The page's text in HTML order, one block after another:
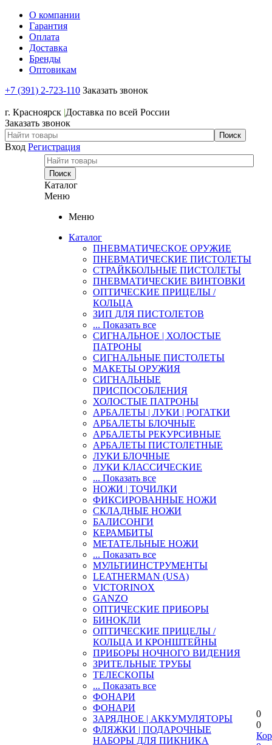
О компании
Гарантия
Оплата
Доставка
Бренды
Оптовикам
+7 (391) 2-723-110 Заказать звонок
г. Красноярск |Доставка по всей России
Заказать звонок
Вход Регистрация
Каталог
Меню
Меню
Каталог
ПНЕВМАТИЧЕСКОЕ ОРУЖИЕ
ПНЕВМАТИЧЕСКИЕ ПИСТОЛЕТЫ
СТРАЙКБОЛЬНЫЕ ПИСТОЛЕТЫ
ПНЕВМАТИЧЕСКИЕ ВИНТОВКИ
ОПТИЧЕСКИЕ ПРИЦЕЛЫ /
КОЛЬЦА
ЗИП ДЛЯ ПИСТОЛЕТОВ
... Показать все
СИГНАЛЬНОЕ | ХОЛОСТЫЕ
ПАТРОНЫ
СИГНАЛЬНЫЕ ПИСТОЛЕТЫ
МАКЕТЫ ОРУЖИЯ
СИГНАЛЬНЫЕ
ПРИСПОСОБЛЕНИЯ
ХОЛОСТЫЕ ПАТРОНЫ
АРБАЛЕТЫ | ЛУКИ | РОГАТКИ
АРБАЛЕТЫ БЛОЧНЫЕ
АРБАЛЕТЫ РЕКУРСИВНЫЕ
АРБАЛЕТЫ ПИСТОЛЕТНЫЕ
ЛУКИ БЛОЧНЫЕ
ЛУКИ КЛАССИЧЕСКИЕ
... Показать все
НОЖИ | ТОЧИЛКИ
ФИКСИРОВАННЫЕ НОЖИ
СКЛАДНЫЕ НОЖИ
БАЛИСОНГИ
КЕРАМБИТЫ
МЕТАТЕЛЬНЫЕ НОЖИ
... Показать все
МУЛЬТИИНСТРУМЕНТЫ
LEATHERMAN (USA)
VICTORINOX
GANZO
ОПТИЧЕСКИЕ ПРИБОРЫ
БИНОКЛИ
ОПТИЧЕСКИЕ ПРИЦЕЛЫ /
КОЛЬЦА И КРОНШТЕЙНЫ
ПРИБОРЫ НОЧНОГО ВИДЕНИЯ
ЗРИТЕЛЬНЫЕ ТРУБЫ
ТЕЛЕСКОПЫ
... Показать все
ФОНАРИ
ФОНАРИ
ЗАРЯДНОЕ | АККУМУЛЯТОРЫ
ФЛЯЖКИ | ПОДАРОЧНЫЕ
НАБОРЫ ДЛЯ ПИКНИКА
0
0